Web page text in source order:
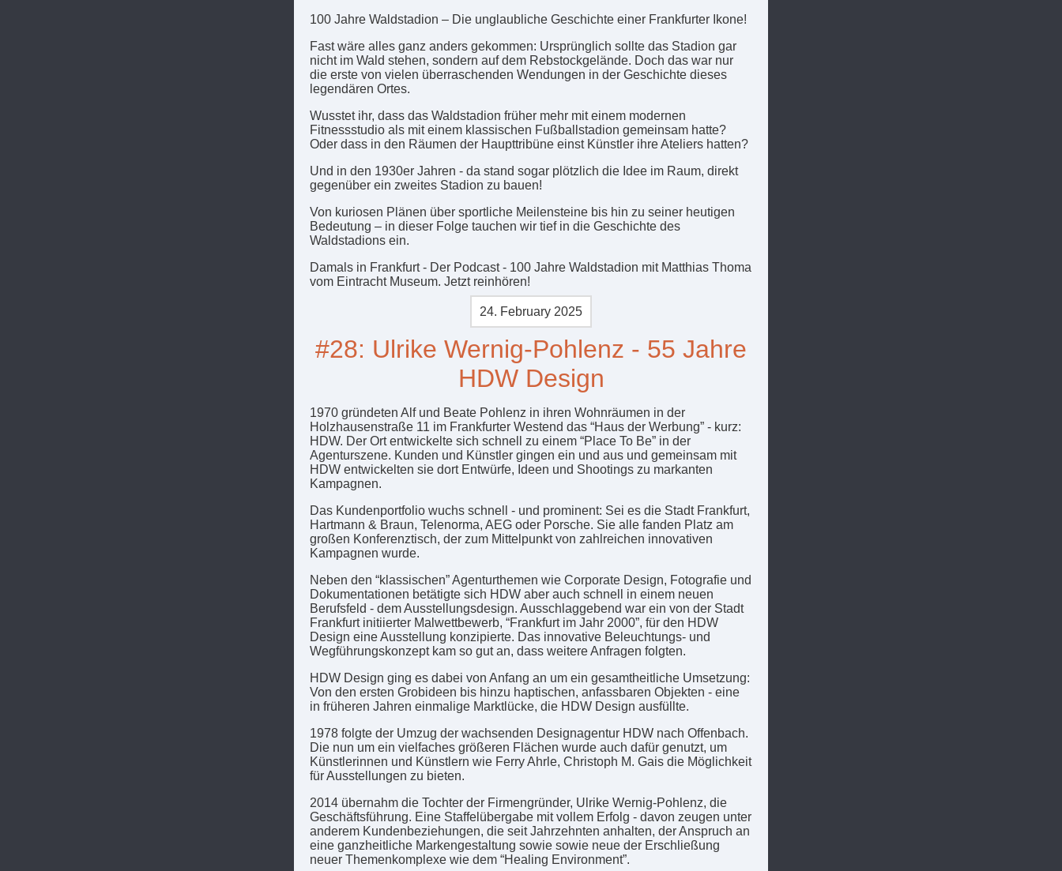
100 Jahre Waldstadion – Die unglaubliche Geschichte einer Frankfurter Ikone!
Fast wäre alles ganz anders gekommen: Ursprünglich sollte das Stadion gar
nicht im Wald stehen, sondern auf dem Rebstockgelände. Doch das war nur
die erste von vielen überraschenden Wendungen in der Geschichte dieses
legendären Ortes.
Wusstet ihr, dass das Waldstadion früher mehr mit einem modernen
Fitnessstudio als mit einem klassischen Fußballstadion gemeinsam hatte?
Oder dass in den Räumen der Haupttribüne einst Künstler ihre Ateliers hatten?
Und in den 1930er Jahren - da stand sogar plötzlich die Idee im Raum, direkt
gegenüber ein zweites Stadion zu bauen!
Von kuriosen Plänen über sportliche Meilensteine bis hin zu seiner heutigen
Bedeutung – in dieser Folge tauchen wir tief in die Geschichte des
Waldstadions ein.
Damals in Frankfurt - Der Podcast - 100 Jahre Waldstadion mit Matthias Thoma
vom Eintracht Museum. Jetzt reinhören!
24. February 2025
#28: Ulrike Wernig-Pohlenz - 55 Jahre
HDW Design
1970 gründeten Alf und Beate Pohlenz in ihren Wohnräumen in der
Holzhausenstraße 11 im Frankfurter Westend das “Haus der Werbung” - kurz:
HDW. Der Ort entwickelte sich schnell zu einem “Place To Be” in der
Agenturszene. Kunden und Künstler gingen ein und aus und gemeinsam mit
HDW entwickelten sie dort Entwürfe, Ideen und Shootings zu markanten
Kampagnen.
Das Kundenportfolio wuchs schnell - und prominent: Sei es die Stadt Frankfurt,
Hartmann & Braun, Telenorma, AEG oder Porsche. Sie alle fanden Platz am
großen Konferenztisch, der zum Mittelpunkt von zahlreichen innovativen
Kampagnen wurde.
Neben den “klassischen” Agenturthemen wie Corporate Design, Fotografie und
Dokumentationen betätigte sich HDW aber auch schnell in einem neuen
Berufsfeld - dem Ausstellungsdesign. Ausschlaggebend war ein von der Stadt
Frankfurt initiierter Malwettbewerb, “Frankfurt im Jahr 2000”, für den HDW
Design eine Ausstellung konzipierte. Das innovative Beleuchtungs- und
Wegführungskonzept kam so gut an, dass weitere Anfragen folgten.
HDW Design ging es dabei von Anfang an um ein gesamtheitliche Umsetzung:
Von den ersten Grobideen bis hinzu haptischen, anfassbaren Objekten - eine
in früheren Jahren einmalige Marktlücke, die HDW Design ausfüllte.
1978 folgte der Umzug der wachsenden Designagentur HDW nach Offenbach.
Die nun um ein vielfaches größeren Flächen wurde auch dafür genutzt, um
Künstlerinnen und Künstlern wie Ferry Ahrle, Christoph M. Gais die Möglichkeit
für Ausstellungen zu bieten.
2014 übernahm die Tochter der Firmengründer, Ulrike Wernig-Pohlenz, die
Geschäftsführung. Eine Staffelübergabe mit vollem Erfolg - davon zeugen unter
anderem Kundenbeziehungen, die seit Jahrzehnten anhalten, der Anspruch an
eine ganzheitliche Markengestaltung sowie sowie neue der Erschließung
neuer Themenkomplexe wie dem “Healing Environment”.